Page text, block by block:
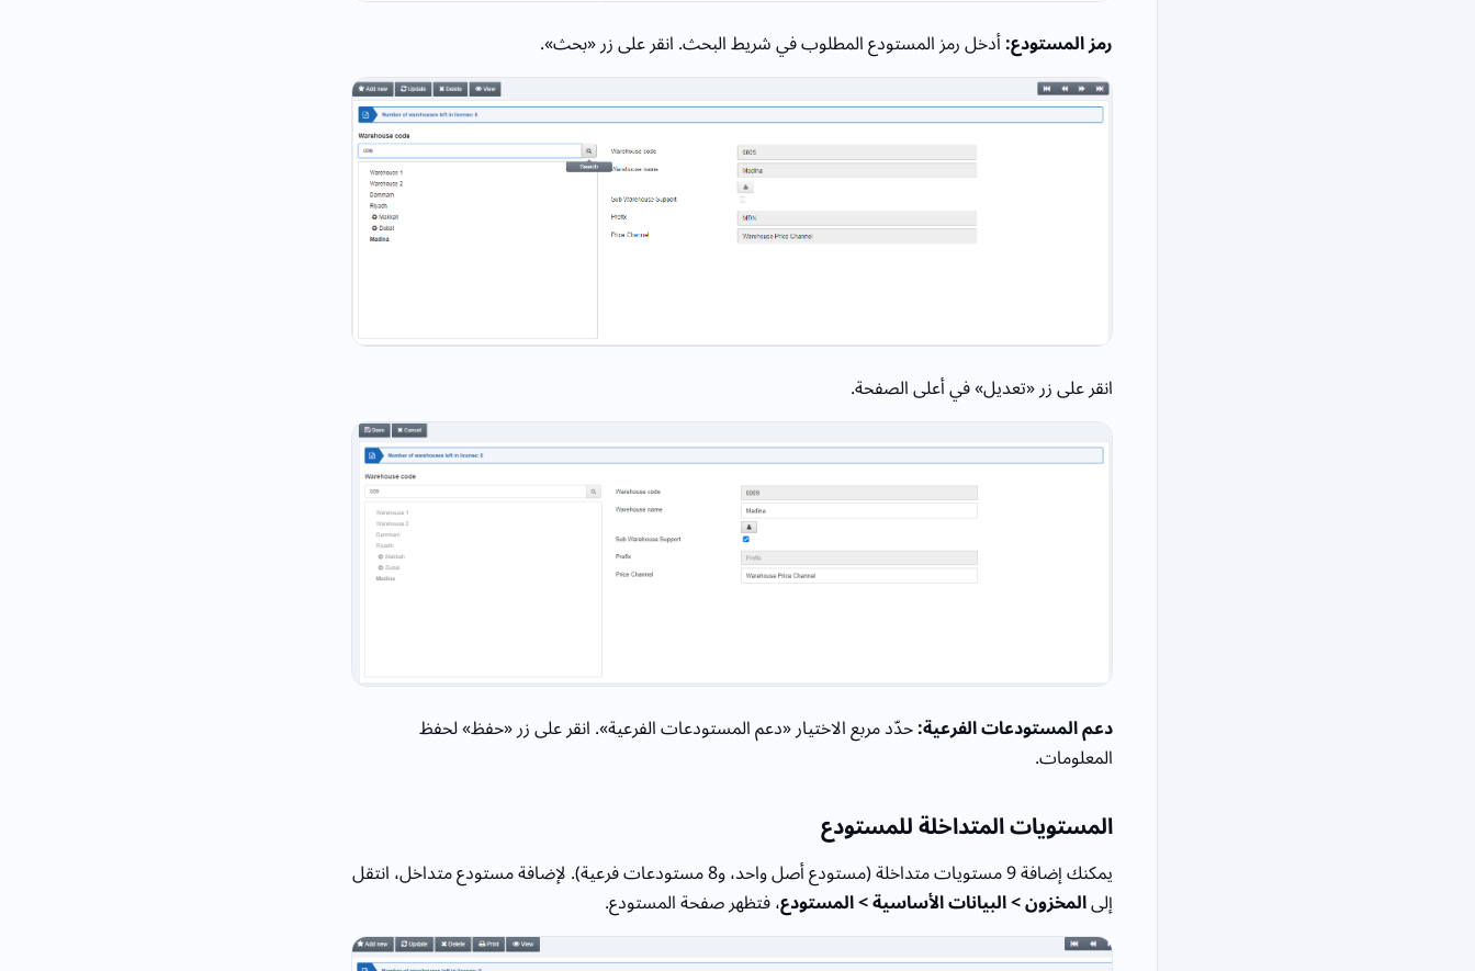
رمز المستودع:أدخل رمز المستودع المطلوب في شريط البحث. انقر على زر «بحث».
انقر على زر «تعديل» في أعلى الصفحة.
دعم المستودعات الفرعية:حدّد مربع الاختيار «دعم المستودعات الفرعية». انقر على زر «حفظ» لحفظ
المعلومات.
المستويات المتداخلة للمستودع
يمكنك إضافة 9 مستويات متداخلة (مستودع أصل واحد، و8 مستودعات فرعية). لإضافة مستودع متداخل، انتقل
إلىالمخزون > البيانات الأساسية > المستودع، فتظهر صفحة المستودع.